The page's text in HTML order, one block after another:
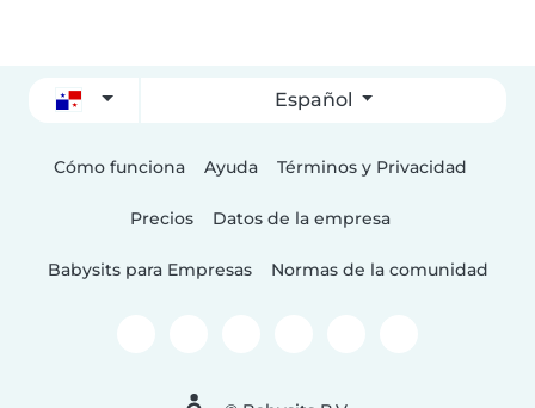
Español
Cómo funciona Ayuda Términos y Privacidad
Precios Datos de la empresa
Babysits para Empresas Normas de la comunidad